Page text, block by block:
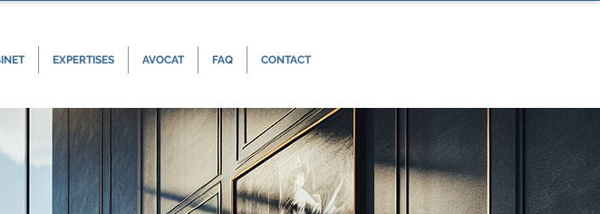
EXPERTISES AVOCAT FAQ CONTACT